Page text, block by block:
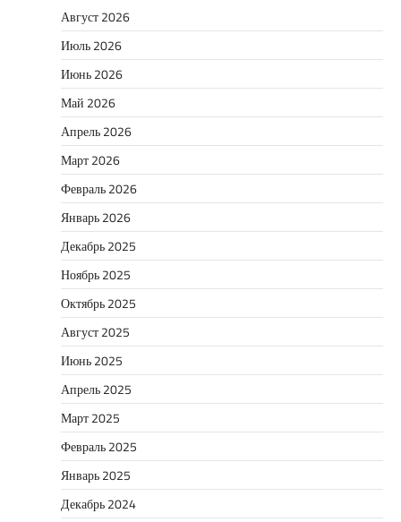
Август 2026
Июль 2026
Июнь 2026
Май 2026
Апрель 2026
Март 2026
Февраль 2026
Январь 2026
Декабрь 2025
Ноябрь 2025
Октябрь 2025
Август 2025
Июнь 2025
Апрель 2025
Март 2025
Февраль 2025
Январь 2025
Декабрь 2024